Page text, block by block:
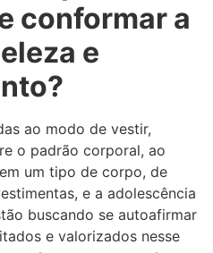
conformar a
e
ao modo de vestir,
o padrão corporal, ao
um tipo de corpo, de
e a adolescência
buscando se autoafirmar
e valorizados nesse